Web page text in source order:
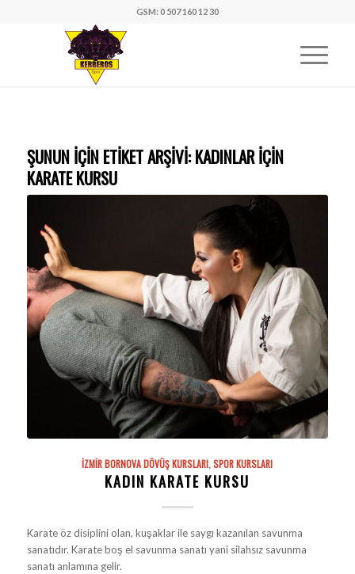
GSM: 0 507 160 12 30
ŞUNUN IÇIN ETIKET ARŞIVI:KADINLAR İÇIN
KARATE KURSU
İZMIR BORNOVA DÖVÜŞ KURSLARI,SPOR KURSLARI
KADIN KARATE KURSU
Karate öz disiplini olan, kuşaklar ile saygı kazanılan savunma
sanatıdır. Karate boş el savunma sanatı yani silahsız savunma
sanatı anlamına gelir.